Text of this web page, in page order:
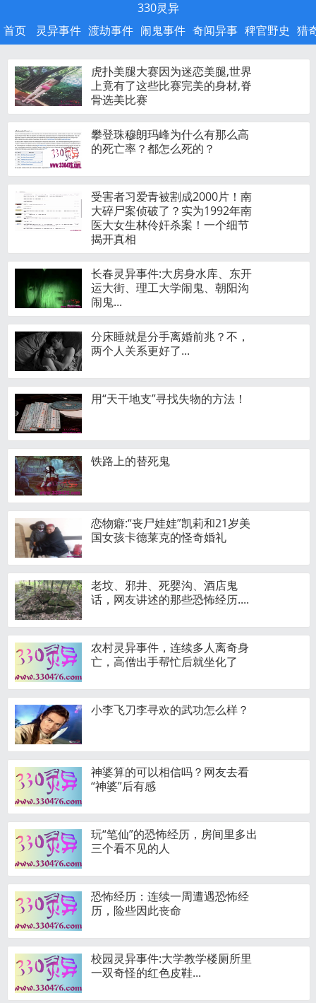
330灵异
首页
灵异事件 渡劫事件 闹鬼事件 奇闻异事 稗官野史 猎
虎扑美腿大赛因为迷恋美腿,世界
上竟有了这些比赛完美的身材,脊
骨选美比赛
攀登珠穆朗玛峰为什么有那么高
的死亡率？都怎么死的？
受害者习爱青被割成2000片！南
大碎尸案侦破了？实为1992年南
医大女生林伶奸杀案！一个细节
揭开真相
长春灵异事件:大房身水库、东开
运大街、理工大学闹鬼、朝阳沟
闹鬼...
分床睡就是分手离婚前兆？不，
两个人关系更好了...
用“天干地支”寻找失物的方法！
铁路上的替死鬼
恋物癖:“丧尸娃娃”凯莉和21岁美
国女孩卡德莱克的怪奇婚礼
老坟、邪井、死婴沟、酒店鬼
话，网友讲述的那些恐怖经历....
农村灵异事件，连续多人离奇身
亡，高僧出手帮忙后就坐化了
小李飞刀李寻欢的武功怎么样？
神婆算的可以相信吗？网友去看
“神婆”后有感
玩“笔仙”的恐怖经历，房间里多出
三个看不见的人
恐怖经历：连续一周遭遇恐怖经
历，险些因此丧命
校园灵异事件:大学教学楼厕所里
一双奇怪的红色皮鞋...